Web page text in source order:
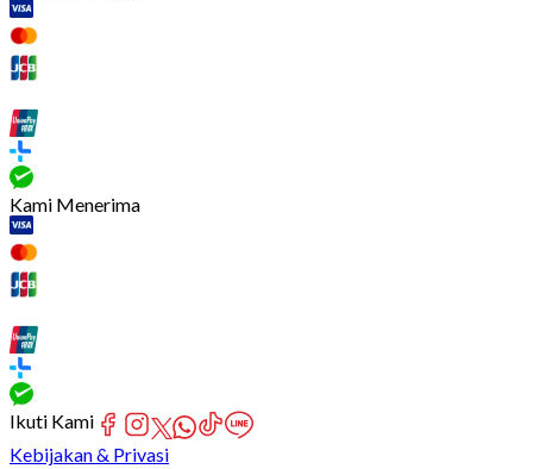
Kami Menerima
Ikuti Kami
Kebijakan & Privasi